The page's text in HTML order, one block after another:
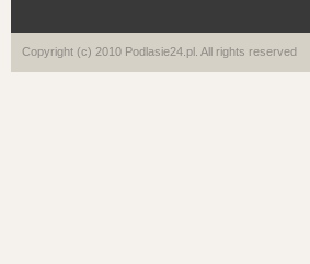
Copyright (c) 2010 Podlasie24.pl. All rights reserved